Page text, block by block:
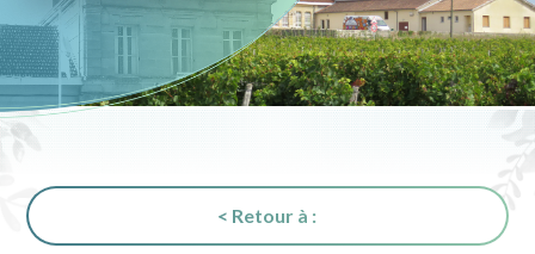
< Retour à :